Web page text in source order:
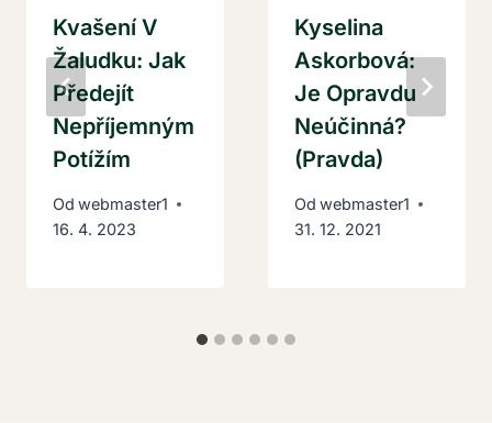
Kvašení V
Žaludku: Jak
Předejít
Nepříjemným
Potížím
Od webmaster1
16. 4. 2023
Kyselina
Askorbová:
Je Opravdu
Neúčinná?
(Pravda)
Od webmaster1
31. 12. 2021